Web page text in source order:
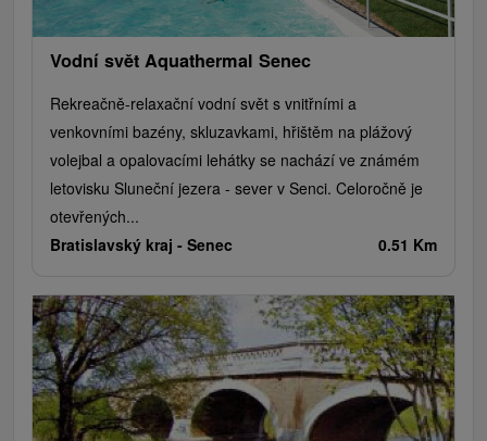
Vodní svět Aquathermal Senec
Rekreačně-relaxační vodní svět s vnitřními a
venkovními bazény, skluzavkami, hřištěm na plážový
volejbal a opalovacími lehátky se nachází ve známém
letovisku Sluneční jezera - sever v Senci. Celoročně je
otevřených...
Bratislavský kraj - Senec 0.51 Km